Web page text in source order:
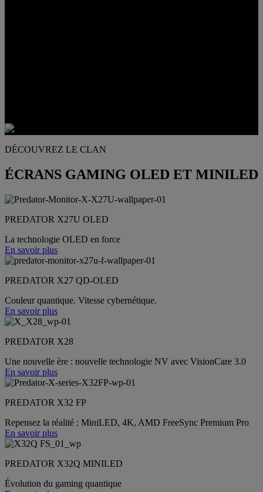
DÉCOUVREZ LE CLAN
ÉCRANS GAMING OLED ET MINILED
PREDATOR X27U OLED
La technologie OLED en force
En savoir plus
PREDATOR X27 QD-OLED
Couleur quantique. Vitesse cybernétique.
En savoir plus
PREDATOR X28
Une nouvelle ère : nouvelle technologie NV avec VisionCare 3.0
En savoir plus
PREDATOR X32 FP
Repensez la réalité : MiniLED, 4K, AMD FreeSync Premium Pro
En savoir plus
PREDATOR X32Q MINILED
Évolution du gaming quantique